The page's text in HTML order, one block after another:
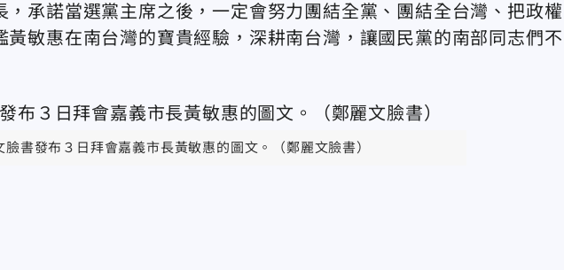
，承諾當選黨主席之後，一定會努力團結全黨、團結全台灣、把政權
黃敏惠在南台灣的寶貴經驗，深耕南台灣，讓國民黨的南部同志們不
臉書發布３日拜會嘉義市長黃敏惠的圖文。（鄭麗文臉書）